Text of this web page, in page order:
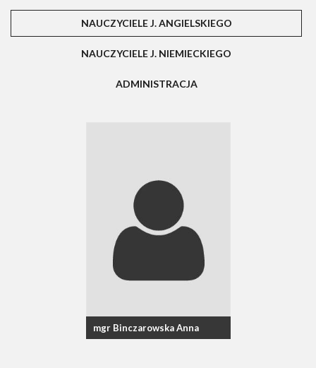
NAUCZYCIELE J. ANGIELSKIEGO
NAUCZYCIELE J. NIEMIECKIEGO
ADMINISTRACJA
mgr Binczarowska Anna